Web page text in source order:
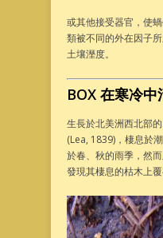
或其他接受器官，使
類被不同的外在因子
土壤溼度。
BOX 在寒冷中
生長於北美洲西北部的
(Lea, 1839)，棲息於
於春、秋的雨季，然
發現其棲息的枯木上覆